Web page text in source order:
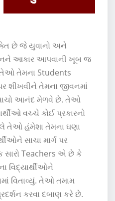
છે જે યુવાનો અને
આકાર આપવાની ખૂબ જ
તેઓ તેમના Students
શીખવીને તેમના જીવનમાં
આનંદ મેળવે છે. તેઓ
વચ્ચે કોઈ પ્રકારનો
તેઓ હંમેશા તેમના ઘણા
સાચા માર્ગ પર
સારો Teachers એ છે કે
વિતાવ્યું. તેઓ તમામ
કરવા દબાણ કરે છે.